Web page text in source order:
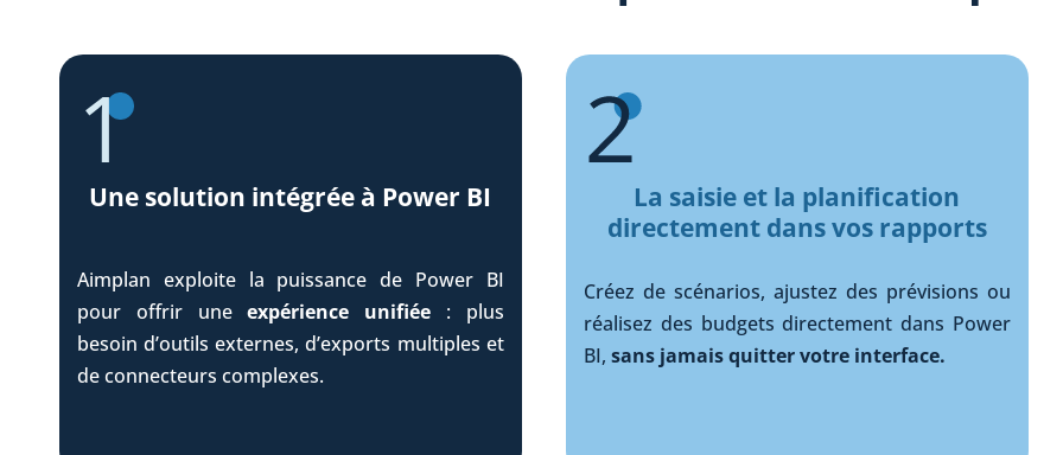
Une solution intégrée à Power BI
Aimplan exploite la puissance de Power BI
pour offrir uneexpérience unifiée : plus
besoin d’outils externes, d’exports multiples et
de connecteurs complexes.
La saisie et la planification
directement dans vos rapports
Créez de scénarios, ajustez des prévisions ou
réalisez des budgets directement dans Power
BI,sans jamais quitter votre interface.